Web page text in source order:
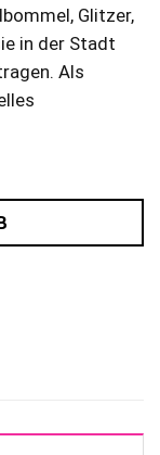
Glitzer,
in der Stadt
Als